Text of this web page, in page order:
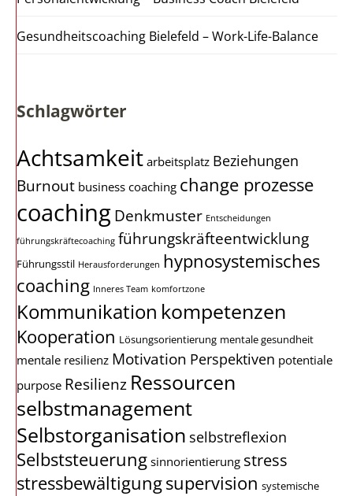
Gesundheitscoaching Bielefeld – Work-Life-Balance
Schlagwörter
Achtsamkeit arbeitsplatz Beziehungen
Burnout business coaching change prozesse
coachingDenkmuster Entscheidungen
führungskräftecoaching führungskräfteentwicklung
Führungsstil Herausforderungen hypnosystemisches
coaching Inneres Team komfortzone
Kommunikation kompetenzen
Kooperation Lösungsorientierung mentale gesundheit
mentale resilienz Motivation Perspektiven potentiale
purpose Resilienz Ressourcen
selbstmanagement
Selbstorganisation selbstreflexion
Selbststeuerung sinnorientierung stress
stressbewältigungsupervision systemische